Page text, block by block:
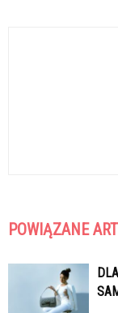
POWIĄZANE